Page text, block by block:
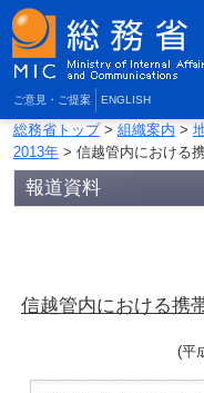
ご意見・ご提案 ENGLISH
総務省トップ> 組織案内 >
2013年> 信越管内における
報道資料
信越管内における携
(平